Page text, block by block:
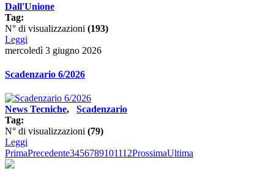
Dall'Unione
Tag:
N° di visualizzazioni (193)
Leggi
mercoledì 3 giugno 2026
Scadenzario 6/2026
News Tecniche, Scadenzario
Tag:
N° di visualizzazioni (79)
Leggi
PrimaPrecedente3456789101112ProssimaUltima